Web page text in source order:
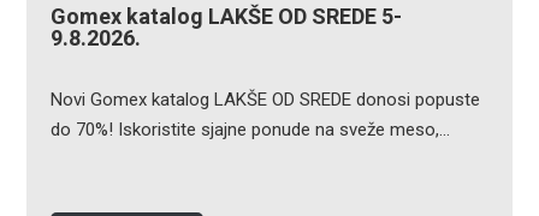
Gomex katalog LAKŠE OD SREDE 5-
9.8.2026.
Novi Gomex katalog LAKŠE OD SREDE donosi popuste
do 70%! Iskoristite sjajne ponude na sveže meso,…